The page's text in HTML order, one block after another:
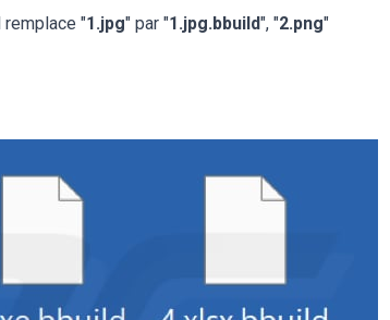
"1.jpg" par "1.jpg.bbuild", "2.png"